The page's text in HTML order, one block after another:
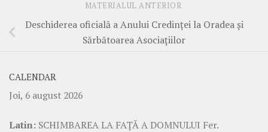
MATERIALUL ANTERIOR
Deschiderea oficială a Anului Credinţei la Oradea şi
Sărbătoarea Asociaţiilor
CALENDAR
Joi, 6 august 2026
Latin: SCHIMBAREA LA FAŢĂ A DOMNULUI Fer.